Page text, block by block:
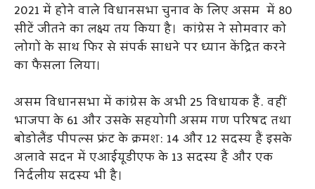
2021 में होने वाले विधानसभा चुनाव के लिए असम में 80
सीटें जीतने का लक्ष्य तय किया है। कांग्रेस ने सोमवार को
लोगों के साथ फिर से संपर्क साधने पर ध्यान केंद्रित करने
का फैसला लिया।
असम विधानसभा में कांग्रेस के अभी 25 विधायक हैं. वहीं
भाजपा के 61 और उसके सहयोगी असम गण परिषद तथा
बोडोलैंड पीपल्स फ्रंट के क्रमश: 14 और 12 सदस्य हैं इसके
अलावे सदन में एआईयूडीएफ के 13 सदस्य हैं और एक
निर्दलीय सदस्य भी है।